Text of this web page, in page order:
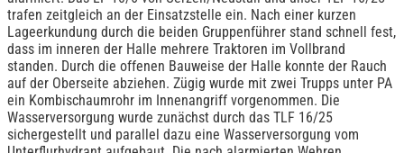
trafen zeitgleich an der Einsatzstelle ein. Nach einer kurzen
Lageerkundung durch die beiden Gruppenführer stand schnell fest,
dass im inneren der Halle mehrere Traktoren im Vollbrand
standen. Durch die offenen Bauweise der Halle konnte der Rauch
auf der Oberseite abziehen. Zügig wurde mit zwei Trupps unter PA
ein Kombischaumrohr im Innenangriff vorgenommen. Die
Wasserversorgung wurde zunächst durch das TLF 16/25
sichergestellt und parallel dazu eine Wasserversorgung vom